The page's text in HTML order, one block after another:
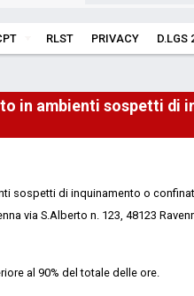
RLST PRIVACY D.LGS
in ambienti sospetti di
sospetti di inquinamento o
via S.Alberto n. 123, 48123
al 90% del totale delle ore.